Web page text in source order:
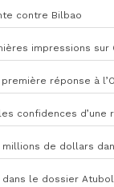
contre Bilbao
impressions sur
réponse à
millions de dollars
le dossier